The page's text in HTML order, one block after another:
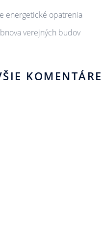
energetické opatrenia
verejných budov
KOMENTÁRE